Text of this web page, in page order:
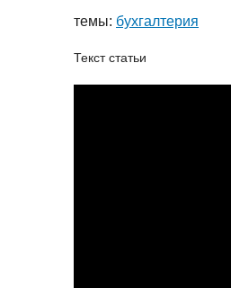
темы: бухгалтерия
Текст статьи